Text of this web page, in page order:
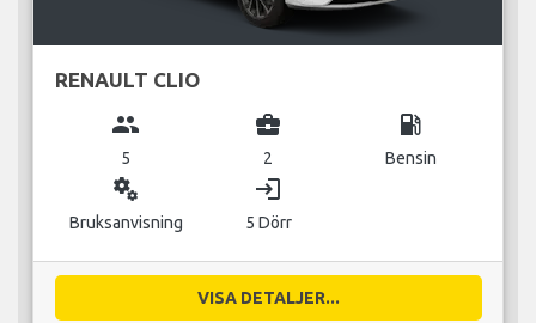
RENAULT CLIO
group
5
business_center
2
local_gas_station
Bensin
miscellaneous_services
Bruksanvisning
login
5 Dörr
VISA DETALJER...